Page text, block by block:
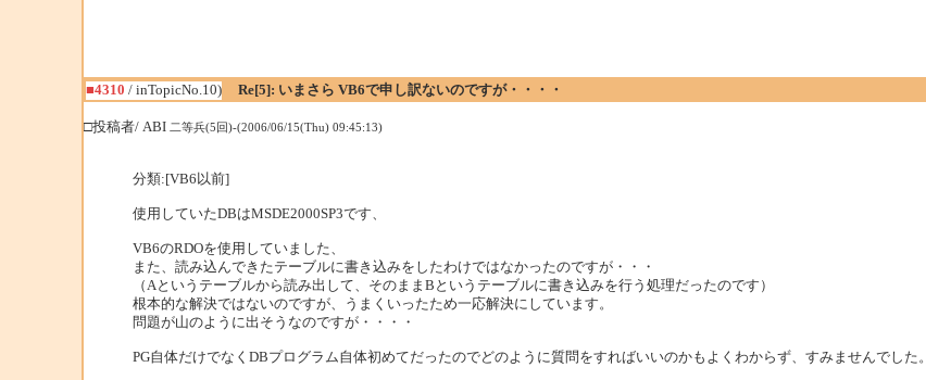
■4310 / inTopicNo.10)
Re[5]: いまさら VB6で申し訳ないのですが・・・・
□投稿者/ ABI 二等兵(5回)-(2006/06/15(Thu) 09:45:13)
分類:[VB6以前]
使用していたDBはMSDE2000SP3です、
VB6のRDOを使用していました、
また、読み込んできたテーブルに書き込みをしたわけではなかったのですが・・・
（Aというテーブルから読み出して、そのままBというテーブルに書き込みを行う処理だったのです）
根本的な解決ではないのですが、うまくいったため一応解決にしています。
問題が山のように出そうなのですが・・・・
PG自体だけでなくDBプログラム自体初めてだったのでどのように質問をすればいいのかもよくわからず、すみませんでした。